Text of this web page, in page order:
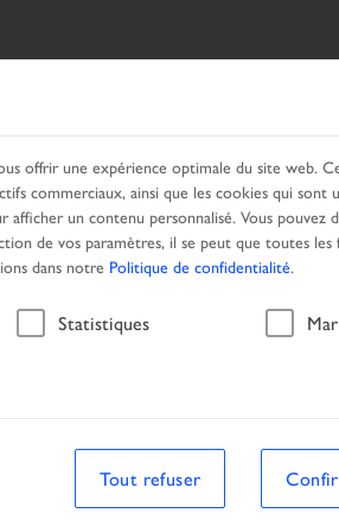
NOS PRODUITS SERVICES
Véhicule
offrir une expérience optimale du site web.
commerciaux, ainsi que les cookies qui sont
afficher un contenu personnalisé. Vous pouvez
de vos paramètres, il se peut que toutes
dans notre Politique de confidentialité.
Statistiques
Tout refuser